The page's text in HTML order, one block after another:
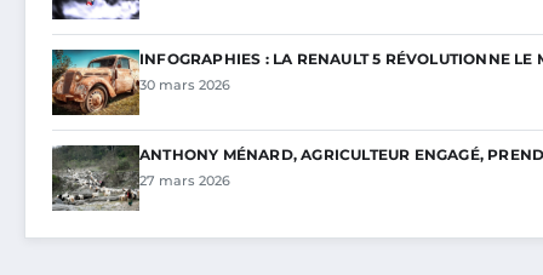
INFOGRAPHIES : LA RENAULT 5 RÉVOLUTIONNE LE
30 mars 2026
ANTHONY MÉNARD, AGRICULTEUR ENGAGÉ,
27 mars 2026